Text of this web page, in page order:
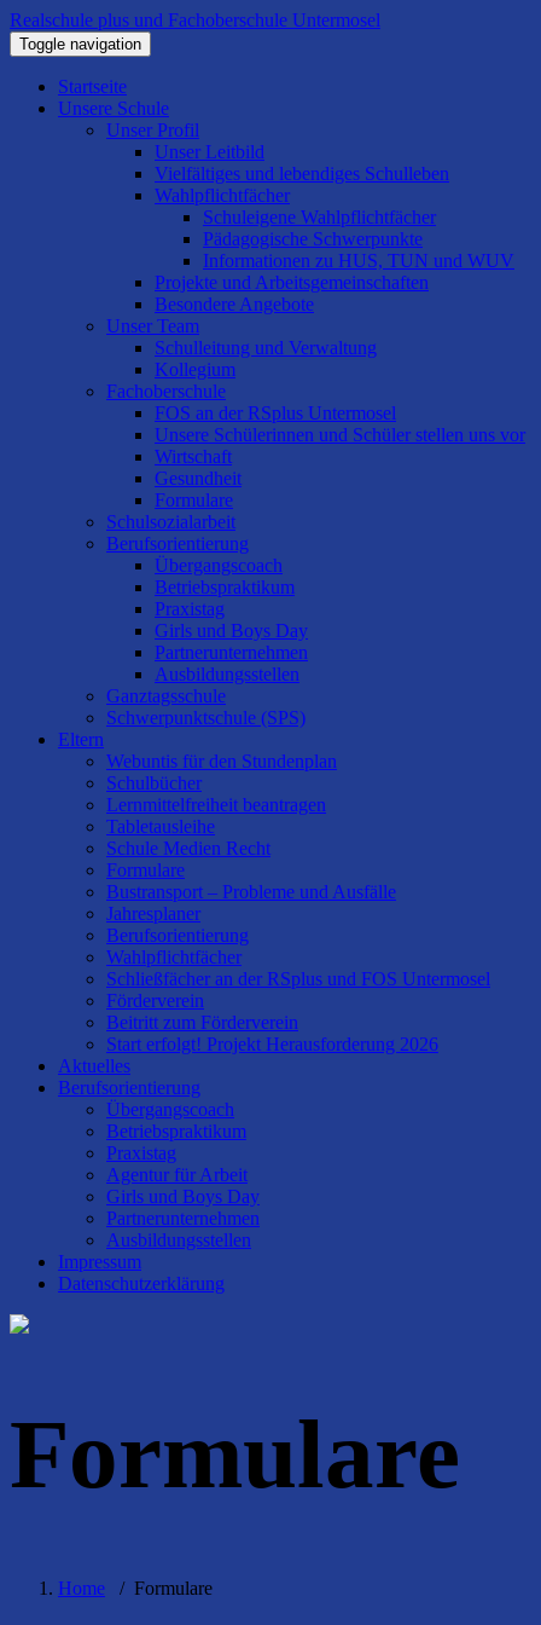
Realschule plus und Fachoberschule Untermosel
Toggle navigation
Startseite
Unsere Schule
Unser Profil
Unser Leitbild
Vielfältiges und lebendiges Schulleben
Wahlpflichtfächer
Schuleigene Wahlpflichtfächer
Pädagogische Schwerpunkte
Informationen zu HUS, TUN und WUV
Projekte und Arbeitsgemeinschaften
Besondere Angebote
Unser Team
Schulleitung und Verwaltung
Kollegium
Fachoberschule
FOS an der RSplus Untermosel
Unsere Schülerinnen und Schüler stellen uns vor
Wirtschaft
Gesundheit
Formulare
Schulsozialarbeit
Berufsorientierung
Übergangscoach
Betriebspraktikum
Praxistag
Girls und Boys Day
Partnerunternehmen
Ausbildungsstellen
Ganztagsschule
Schwerpunktschule (SPS)
Eltern
Webuntis für den Stundenplan
Schulbücher
Lernmittelfreiheit beantragen
Tabletausleihe
Schule Medien Recht
Formulare
Bustransport – Probleme und Ausfälle
Jahresplaner
Berufsorientierung
Wahlpflichtfächer
Schließfächer an der RSplus und FOS Untermosel
Förderverein
Beitritt zum Förderverein
Start erfolgt! Projekt Herausforderung 2026
Aktuelles
Berufsorientierung
Übergangscoach
Betriebspraktikum
Praxistag
Agentur für Arbeit
Girls und Boys Day
Partnerunternehmen
Ausbildungsstellen
Impressum
Datenschutzerklärung
Formulare
Home / Formulare